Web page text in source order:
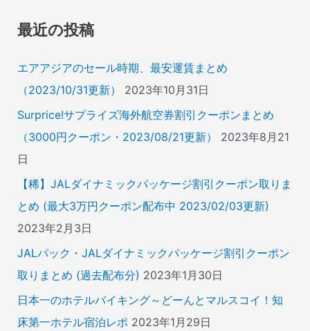
象
最近の投稿
エアアジアのセール時期、最安運賃まとめ
（2023/10/31更新）
2023年10月31日
Surprice!サプライズ海外航空券割引クーポンまとめ
（3000円クーポン・2023/08/21更新）
2023年8月21
日
【稀】JALダイナミックパッケージ割引クーポン取りま
とめ (最大3万円クーポン配布中 2023/02/03更新)
2023年2月3日
JALパック・JALダイナミックパッケージ割引クーポン
取りまとめ (過去配布分) 2023年1月30日
日本一のホテルバイキング～どーんとマルスコイ！知
床第一ホテル宿泊レポ 2023年1月29日